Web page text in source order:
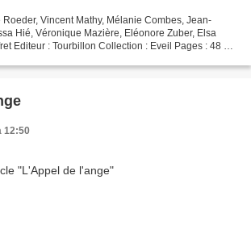
Roeder, Vincent Mathy, Mélanie Combes, Jean-
Hié, Véronique Mazière, Eléonore Zuber, Elsa
Editeur : Tourbillon Collection : Eveil Pages : 48 +
12:50